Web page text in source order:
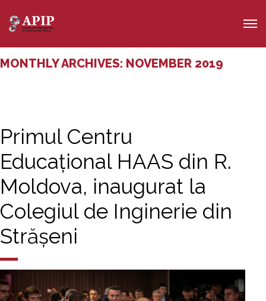
MONTHLY ARCHIVES: NOVEMBER 2019
Primul Centru
Educațional HAAS din R.
Moldova, inaugurat la
Colegiul de Inginerie din
Strășeni